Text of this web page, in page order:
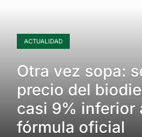
ACTUALIDAD
Otra vez sopa:
precio del
casi 9% inferior
fórmula oficial